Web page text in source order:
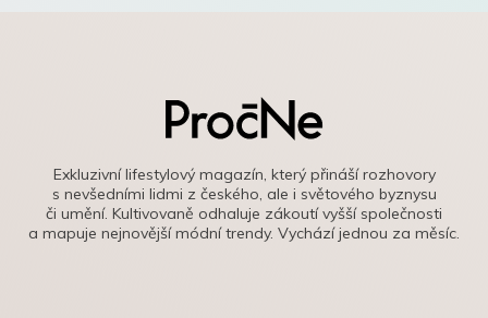
Exkluzivní lifestylový magazín, který přináší rozhovory
s nevšedními lidmi z českého, ale i světového byznysu
či umění. Kultivovaně odhaluje zákoutí vyšší společnosti
a mapuje nejnovější módní trendy. Vychází jednou za měsíc.